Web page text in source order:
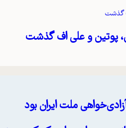
پوتین و علی اف گذشت
ملت ایران بود